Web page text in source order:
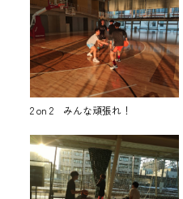
2 on 2 みんな頑張れ！